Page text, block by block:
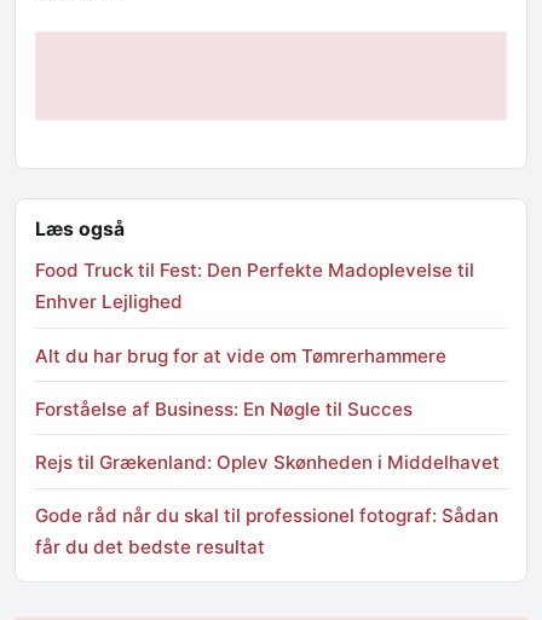
Læs også
Food Truck til Fest: Den Perfekte Madoplevelse til
Enhver Lejlighed
Alt du har brug for at vide om Tømrerhammere
Forståelse af Business: En Nøgle til Succes
Rejs til Grækenland: Oplev Skønheden i Middelhavet
Gode råd når du skal til professionel fotograf: Sådan
får du det bedste resultat